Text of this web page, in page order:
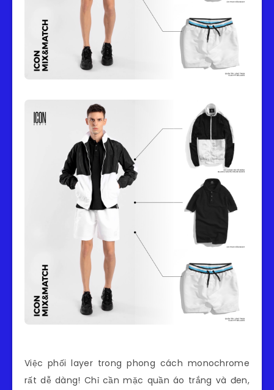
Việc phối layer trong phong cách monochrome
rất dễ dàng! Chỉ cần mặc quần áo trắng và đen,